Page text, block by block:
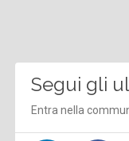
Segui gli
Entra nella